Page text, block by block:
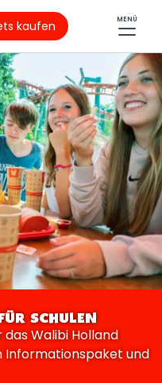
kaufen MENÜ
SCHULEN
Walibi Holland
Informationspaket und